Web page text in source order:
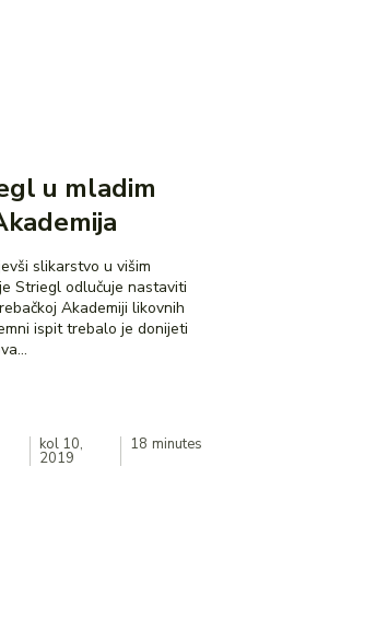
u mladim
Striegl odlučuje nastaviti
Akademiji likovnih
ispit trebalo je donijeti
kol 10,
2019
18 minutes